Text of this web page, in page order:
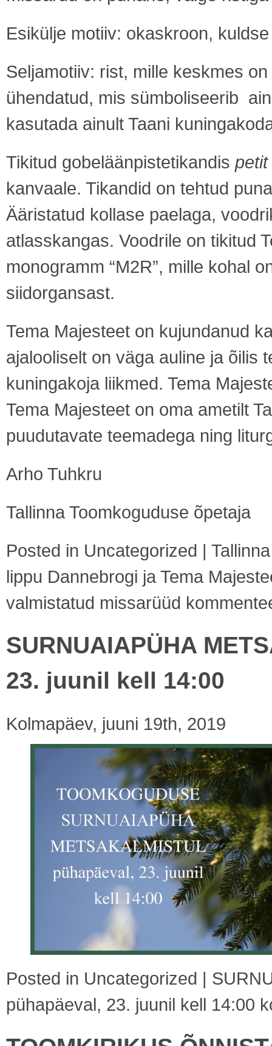
Esikülje motiiv: okaskroon,
Seljamotiiv: rist, mille keskmes
ühendatud, mis sümboliseerib
kasutada ainult Taani
Tikitud gobeläänpistetikandis
kanvaale. Tikandid on tehtud
Ääristatud kollase paelaga,
atlasskangas. Voodrile on tikitud
monogramm “M2R”, mille kohal
siidorgansast.
Tema Majesteet on kujundanud
ajalooliselt on väga auline ja õilis
kuningakoja liikmed. Tema
Tema Majesteet on oma ametilt
puudutavate teemadega ning
Arho Tuhkru
Tallinna Toomkoguduse õpetaja
Posted in Uncategorized |
lippu Dannebrogi ja Tema
valmistatud missarüüd
SURNUAIAPÜHA
23. juunil kell 14:00
Kolmapäev, juuni 19th, 2019
Posted in Uncategorized |
pühapäeval, 23. juunil kell 14:00